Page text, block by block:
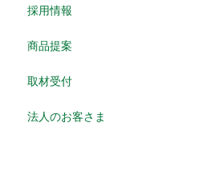
採用情報
商品提案
取材受付
法人のお客さま